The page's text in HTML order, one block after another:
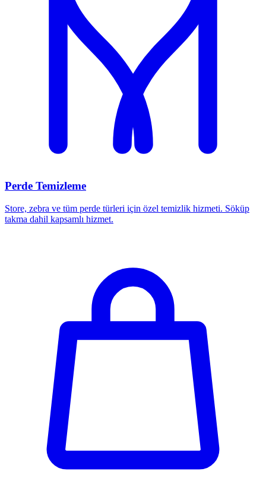
Perde Temizleme
Store, zebra ve tüm perde türleri için özel temizlik hizmeti. Söküp
takma dahil kapsamlı hizmet.